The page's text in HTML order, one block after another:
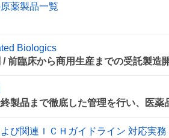
薬製品一覧
Biologics
/ 前臨床から商用生産までの受託製造
製品まで徹底した管理を行い、医薬
び関連ＩＣＨガイドライン 対応実務